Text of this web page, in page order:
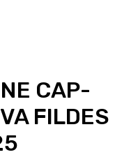
CAP-
FILDES